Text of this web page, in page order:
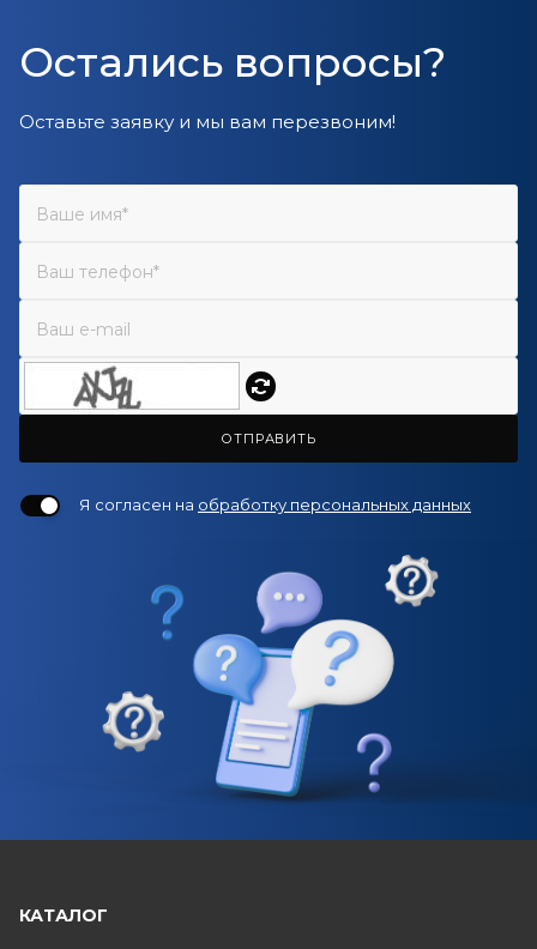
Остались вопросы?
Оставьте заявку и мы вам перезвоним!
ОТПРАВИТЬ
Я согласен на обработку персональных данных
КАТАЛОГ